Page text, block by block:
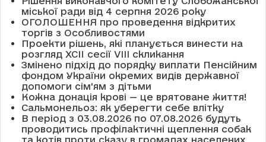
міської ради від 4 серпня 2026 року
ОГОЛОШЕННЯ про проведення відкритих
торгів з Особливостями
Проекти рішень, які планується винести на
розгляд XCII сесії VІІІ скликання
Змінено підхід до порядку виплати Пенсійним
фондом України окремих видів державної
допомоги сім'ям з дітьми
Кожна донація крові — це врятоване життя!
Сальмонельоз: як уберегти себе влітку
В період з 03.08.2026 по 07.08.2026 будуть
проводитись профілактичні щеплення собак
та котів проти сказу в громадах населених